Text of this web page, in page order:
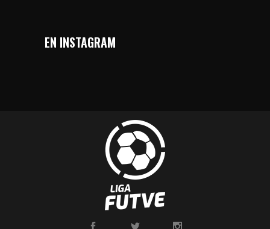
EN INSTAGRAM